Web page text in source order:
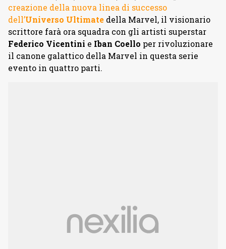
creazione della nuova linea di successo
dell’Universo Ultimate della Marvel, il visionario
scrittore farà ora squadra con gli artisti superstar
Federico Vicentini e Iban Coello per rivoluzionare
il canone galattico della Marvel in questa serie
evento in quattro parti.